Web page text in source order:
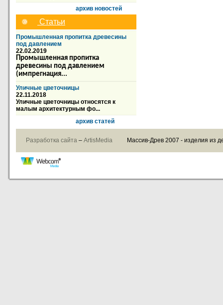
архив новостей
Статьи
Промышленная пропитка древесины
под давлением
22.02.2019
Промышленная пропитка
древесины под давлением
(импрегнация...
Уличные цветочницы
22.11.2018
Уличные цветочницы относятся к
малым архитектурным фо...
архив статей
Разработка сайта – ArtisMedia Массив-Древ 2007 - изделия из